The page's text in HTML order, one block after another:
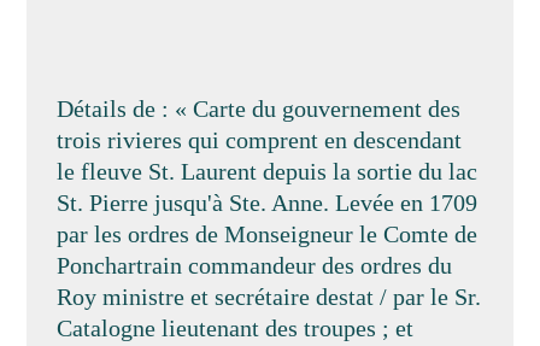
Détails de : « Carte du gouvernement des
trois rivieres qui comprent en descendant
le fleuve St. Laurent depuis la sortie du lac
St. Pierre jusqu'à Ste. Anne. Levée en 1709
par les ordres de Monseigneur le Comte de
Ponchartrain commandeur des ordres du
Roy ministre et secrétaire destat / par le Sr.
Catalogne lieutenant des troupes ; et